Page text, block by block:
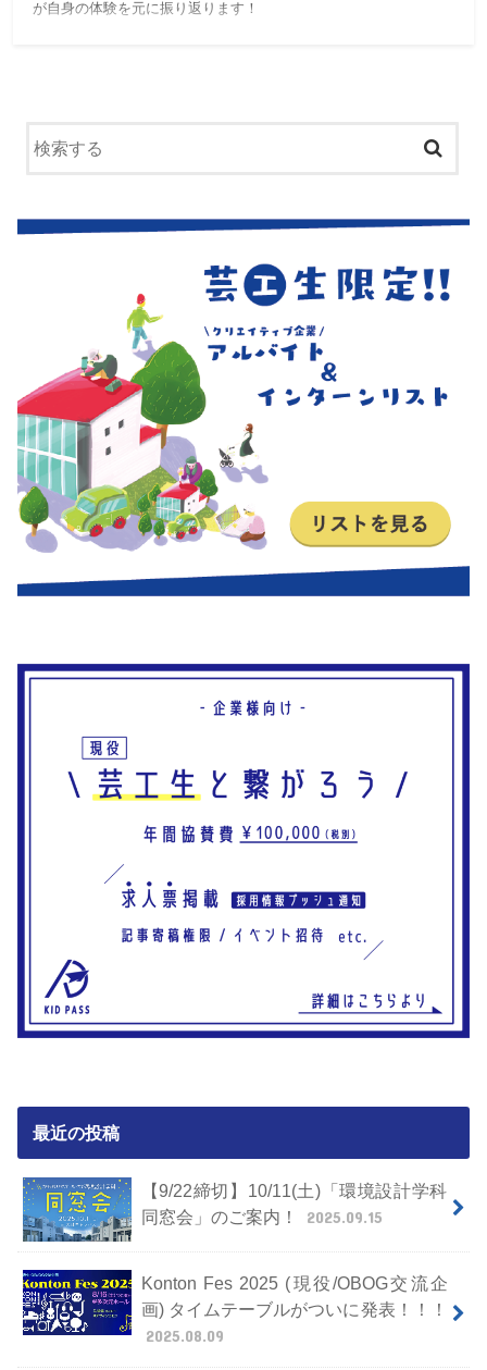
が自身の体験を元に振り返ります！
最近の投稿
【9/22締切】10/11(土)「環境設計学科
同窓会」のご案内！
2025.09.15
Konton Fes 2025 (現役/OBOG交流企
画) タイムテーブルがついに発表！！！
2025.08.09